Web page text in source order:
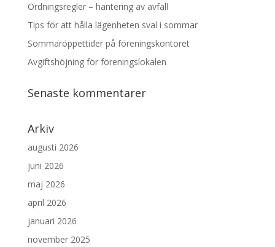
Ordningsregler – hantering av avfall
Tips för att hålla lägenheten sval i sommar
Sommaröppettider på föreningskontoret
Avgiftshöjning för föreningslokalen
Senaste kommentarer
Arkiv
augusti 2026
juni 2026
maj 2026
april 2026
januari 2026
november 2025